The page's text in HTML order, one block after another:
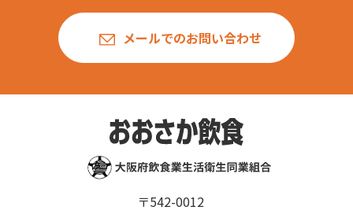
メールでのお問い合わせ
〒542-0012